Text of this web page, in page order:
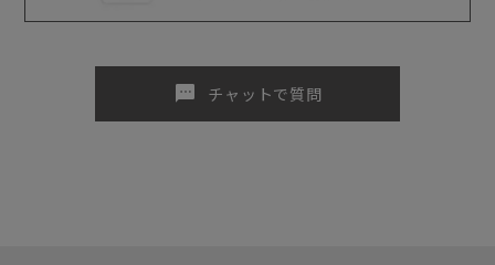
sms チャットで質問